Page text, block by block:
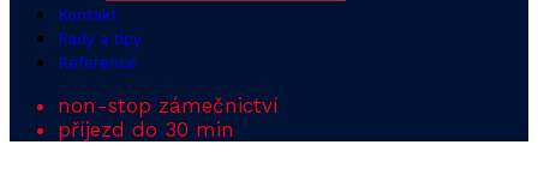
Kontakt
Rady a tipy
Reference
non-stop zámečnictví
příjezd do 30 min